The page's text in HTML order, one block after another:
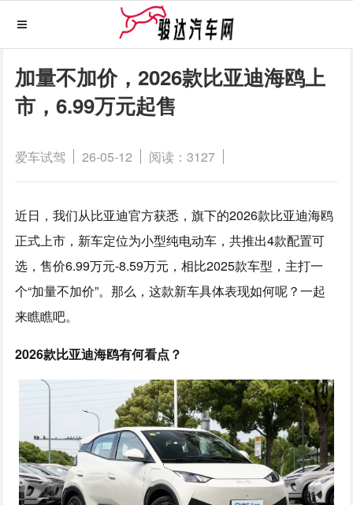
加量不加价，2026款比亚迪海鸥上
市，6.99万元起售
爱车试驾 26-05-12 阅读：3127
近日，我们从比亚迪官方获悉，旗下的2026款比亚迪海鸥
正式上市，新车定位为小型纯电动车，共推出4款配置可
选，售价6.99万元-8.59万元，相比2025款车型，主打一
个“加量不加价”。那么，这款新车具体表现如何呢？一起
来瞧瞧吧。
2026款比亚迪海鸥有何看点？